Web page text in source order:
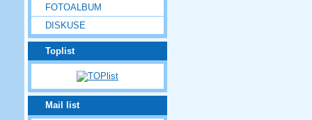
FOTOALBUM
DISKUSE
Toplist
Mail list